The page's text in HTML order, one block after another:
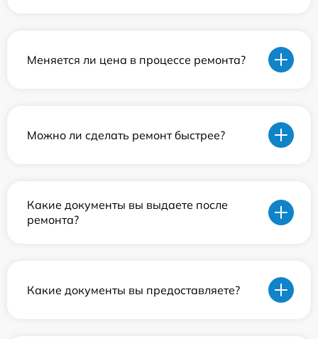
Меняется ли цена в процессе ремонта?
Можно ли сделать ремонт быстрее?
Какие документы вы выдаете после
ремонта?
Какие документы вы предоставляете?